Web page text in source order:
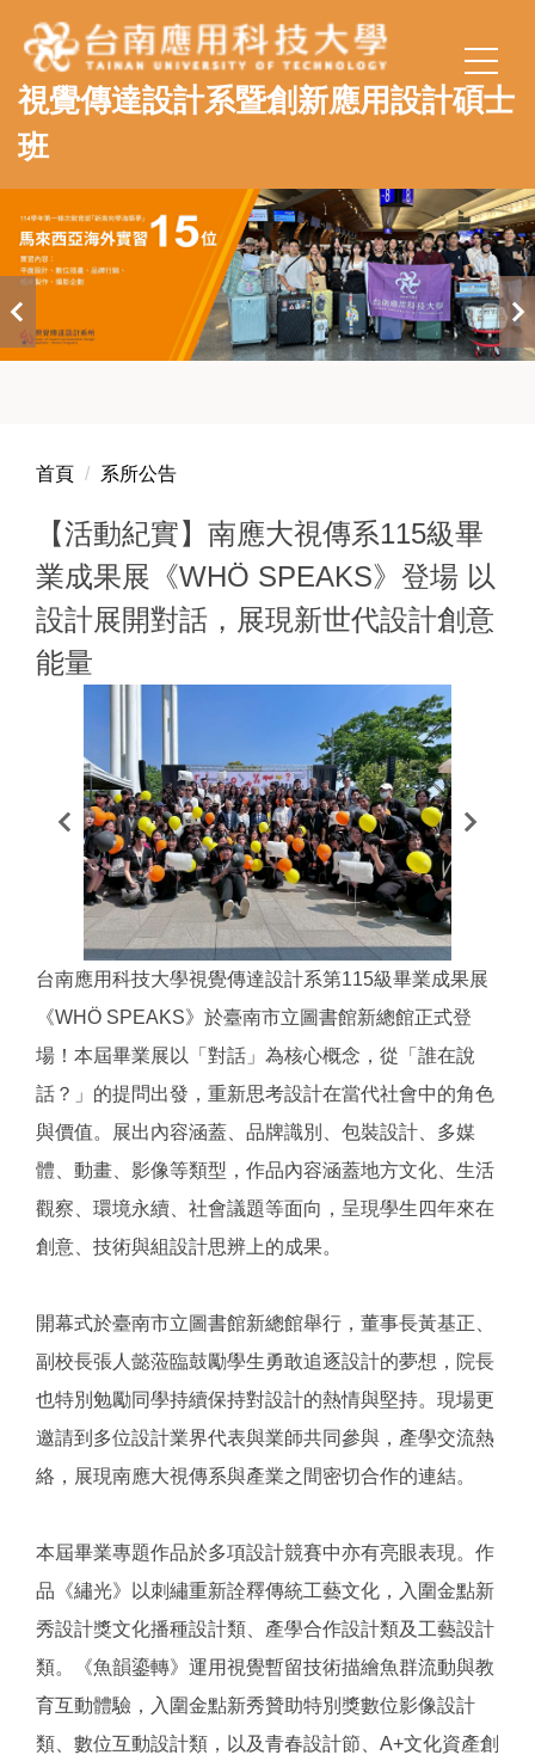
到
要
內
容
區
視覺傳達設計系暨創新應用設計碩士
班
首頁 系所公告
【活動紀實】南應大視傳系115級畢
業成果展《WHÖ SPEAKS》登場 以
設計展開對話，展現新世代設計創意
能量
台南應用科技大學視覺傳達設計系第115級畢業成果展
《WHÖ SPEAKS》於臺南市立圖書館新總館正式登
場！本屆畢業展以「對話」為核心概念，從「誰在說
話？」的提問出發，重新思考設計在當代社會中的角色
與價值。展出內容涵蓋、品牌識別、包裝設計、多媒
體、動畫、影像等類型，作品內容涵蓋地方文化、生活
觀察、環境永續、社會議題等面向，呈現學生四年來在
創意、技術與組設計思辨上的成果。
開幕式於臺南市立圖書館新總館舉行，董事長黃基正、
副校長張人懿蒞臨鼓勵學生勇敢追逐設計的夢想，院長
也特別勉勵同學持續保持對設計的熱情與堅持。現場更
邀請到多位設計業界代表與業師共同參與，產學交流熱
絡，展現南應大視傳系與產業之間密切合作的連結。
本屆畢業專題作品於多項設計競賽中亦有亮眼表現。作
品《繡光》以刺繡重新詮釋傳統工藝文化，入圍金點新
秀設計獎文化播種設計類、產學合作設計類及工藝設計
類。《魚韻鎏轉》運用視覺暫留技術描繪魚群流動與教
育互動體驗，入圍金點新秀贊助特別獎數位影像設計
類、數位互動設計類，以及青春設計節、A+文化資產創